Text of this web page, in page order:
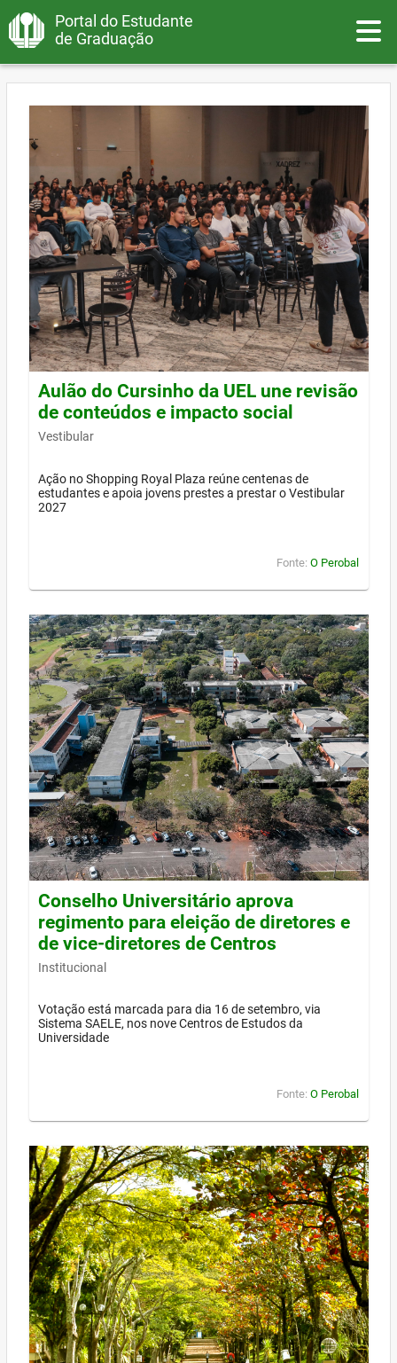
Portal do Estudante
de Graduação
Aulão do Cursinho da UEL une revisão
de conteúdos e impacto social
Vestibular
Ação no Shopping Royal Plaza reúne centenas de
estudantes e apoia jovens prestes a prestar o Vestibular
2027
Fonte: O Perobal
Conselho Universitário aprova
regimento para eleição de diretores e
de vice-diretores de Centros
Institucional
Votação está marcada para dia 16 de setembro, via
Sistema SAELE, nos nove Centros de Estudos da
Universidade
Fonte: O Perobal